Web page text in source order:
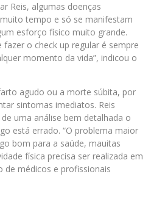
Reis, algumas doenças
tempo e só se manifestam
esforço físico muito grande.
o check up regular é sempre
momento da vida”, indicou o
agudo ou a morte súbita, por
sintomas imediatos. Reis
uma análise bem detalhada o
está errado. “O problema maior
bom para a saúde, mauitas
física precisa ser realizada em
de médicos e profissionais